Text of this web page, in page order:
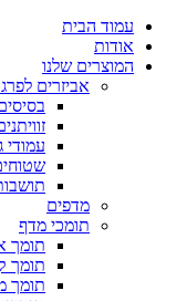
עמוד הבית
אודות
המוצרים שלנו
אביזרים
עמודי
מדפים
תומכי מדף
תומך
תומך
תומך